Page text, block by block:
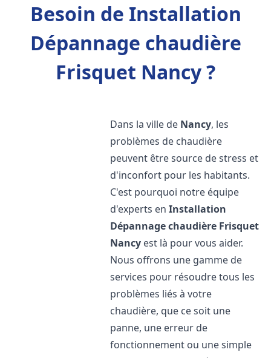
Besoin de Installation
Dépannage chaudière
Frisquet Nancy ?
Dans la ville de Nancy, les
problèmes de chaudière
peuvent être source de stress et
d'inconfort pour les habitants.
C'est pourquoi notre équipe
d'experts enInstallation
Dépannage chaudière Frisquet
Nancy est là pour vous aider.
Nous offrons une gamme de
services pour résoudre tous les
problèmes liés à votre
chaudière, que ce soit une
panne, une erreur de
fonctionnement ou une simple